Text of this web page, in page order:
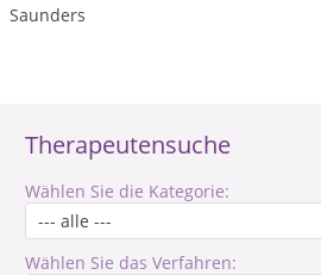
Therapeutensuche
Wählen Sie die Kategorie:
Wählen Sie das Verfahren:
Saunders